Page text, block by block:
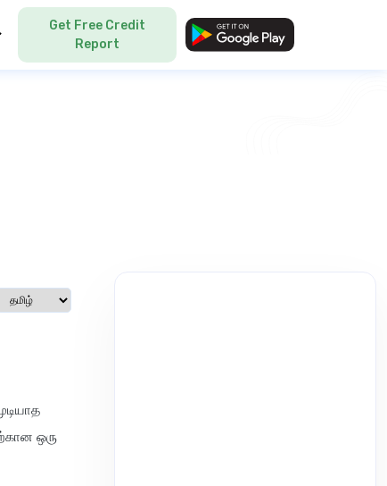
Get Free Credit
Report
Select language
ஒரு